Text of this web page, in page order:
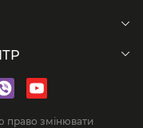
право змінювати